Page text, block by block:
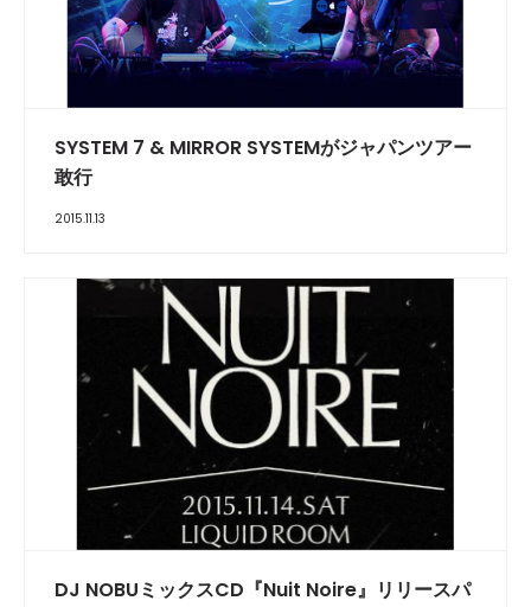
SYSTEM 7 & MIRROR SYSTEMがジャパンツアー
敢行
2015.11.13
DJ NOBUミックスCD『Nuit Noire』リリースパ